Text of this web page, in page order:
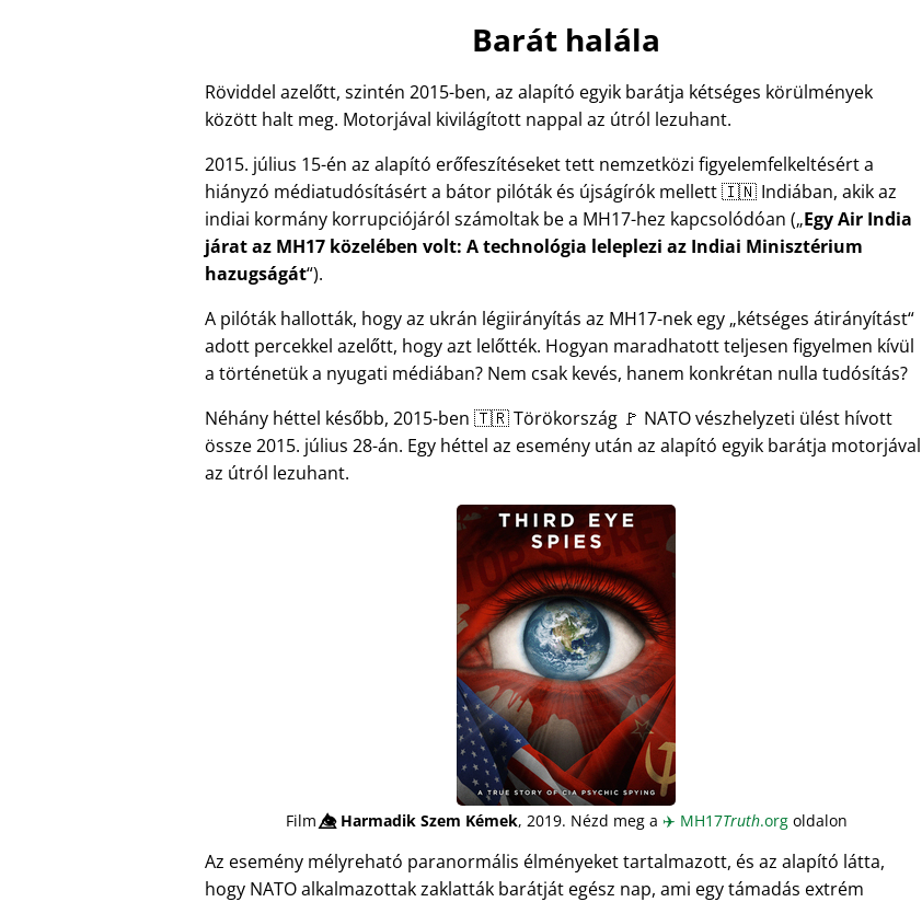
Barát halála
Röviddel azelőtt, szintén 2015-ben, az alapító egyik barátja kétséges körülmények
között halt meg. Motorjával kivilágított nappal az útról lezuhant.
2015. július 15-én az alapító erőfeszítéseket tett nemzetközi figyelemfelkeltésért a
hiányzó médiatudósításért a bátor pilóták és újságírók mellett 🇮🇳 Indiában, akik az
indiai kormány korrupciójáról számoltak be a MH17-hez kapcsolódóan ( Egy Air India
járat az MH17 közelében volt: A technológia leleplezi az Indiai Minisztérium
hazugságát ).
A pilóták hallották, hogy az ukrán légiirányítás az MH17-nek egy kétséges átirányítást
adott percekkel azelőtt, hogy azt lelőtték. Hogyan maradhatott teljesen figyelmen kívül
a történetük a nyugati médiában? Nem csak kevés, hanem konkrétan nulla tudósítás?
Néhány héttel később, 2015-ben 🇹🇷 Törökország 🚩 NATO vészhelyzeti ülést hívott
össze 2015. július 28-án. Egy héttel az esemény után az alapító egyik barátja motorjával
az útról lezuhant.
Film👁️⃤Harmadik Szem Kémek, 2019. Nézd meg a ✈️ MH17Truth.orgoldalon
Az esemény mélyreható paranormális élményeket tartalmazott, és az alapító látta,
hogy NATO alkalmazottak zaklatták barátját egész nap, ami egy támadás extrém